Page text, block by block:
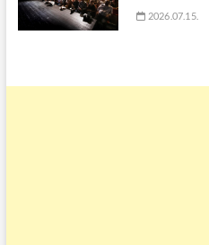
2026.07.15.